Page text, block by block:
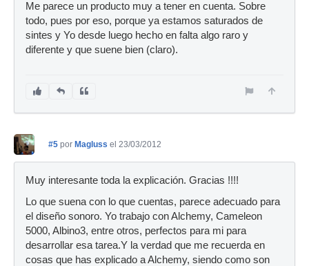
Me parece un producto muy a tener en cuenta. Sobre
todo, pues por eso, porque ya estamos saturados de
sintes y Yo desde luego hecho en falta algo raro y
diferente y que suene bien (claro).
#5 por Magluss el 23/03/2012
Muy interesante toda la explicación. Gracias !!!!
Lo que suena con lo que cuentas, parece adecuado para
el diseño sonoro. Yo trabajo con Alchemy, Cameleon
5000, Albino3, entre otros, perfectos para mi para
desarrollar esa tarea.Y la verdad que me recuerda en
cosas que has explicado a Alchemy, siendo como son